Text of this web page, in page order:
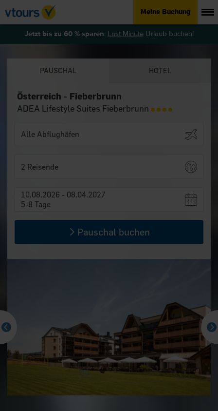
Meine Buchung
Jetzt bis zu 60 % sparen: Last MinuteUrlaub buchen!
PAUSCHAL HOTEL
Österreich - Fieberbrunn
ADEA Lifestyle Suites Fieberbrunn
2 Reisende
10.08.2026 - 08.04.2027
5-8 Tage
Pauschal buchen